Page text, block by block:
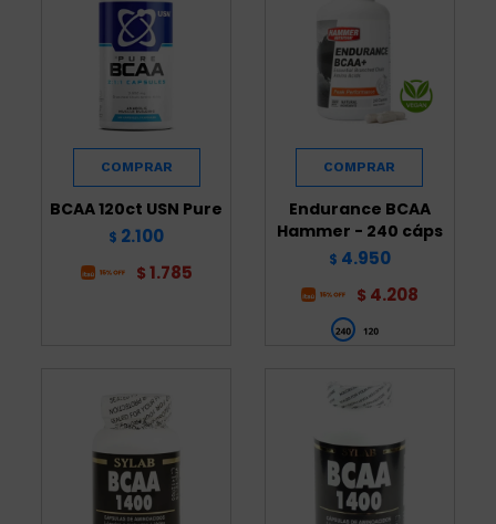
BCAA 120ct USN Pure
$ 2.100
$ 1.785
Endurance BCAA
Hammer - 240 cáps
$ 4.950
$ 4.208